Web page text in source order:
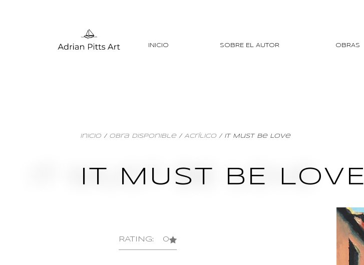
INICIO SOBRE EL AUTOR OBRAS
Inicio / Obra Disponible/ Acrílico / It Must Be Love
IT MUST BE LOVE
RATING: 0